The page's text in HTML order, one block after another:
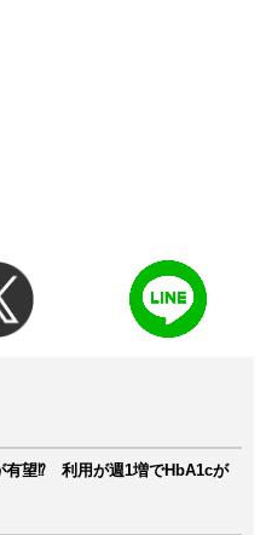
有望⁉ 利用が週1増でHbA1cが